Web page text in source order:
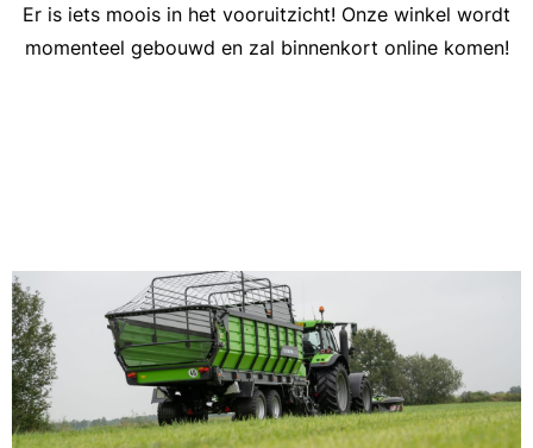
Er is iets moois in het vooruitzicht! Onze winkel wordt
momenteel gebouwd en zal binnenkort online komen!